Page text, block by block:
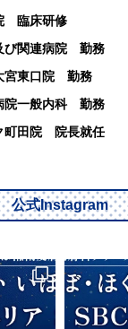
臨床研修
び関連病院 勤務
宮東口院 勤務
院一般内科 勤務
町田院 院長就任
公式Instagram